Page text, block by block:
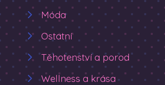
Móda
Ostatní
Těhotenství a porod
Wellness a krása